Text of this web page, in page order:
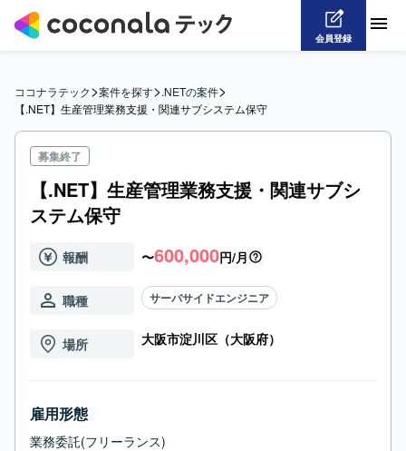
会員登録
ココナラテック>案件を探す>.NETの案件>
【.NET】生産管理業務支援・関連サブシステム保守
募集終了
【.NET】生産管理業務支援・関連サブシ
ステム保守
報酬 〜600,000円/月
職種 サーバサイドエンジニア
場所 大阪市淀川区（大阪府）
雇用形態
業務委託(フリーランス)